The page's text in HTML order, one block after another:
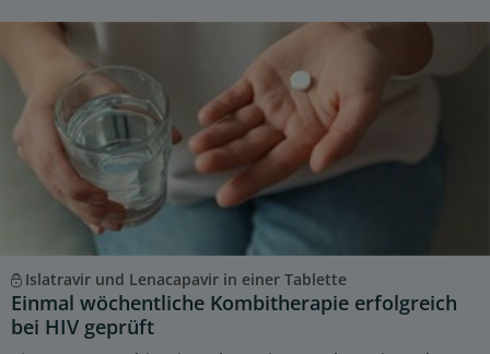
Islatravir und Lenacapavir in einer Tablette
Einmal wöchentliche Kombitherapie erfolgreich
bei HIV geprüft